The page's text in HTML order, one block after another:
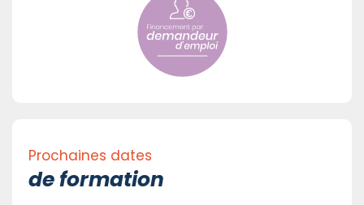
Prochaines dates
de formation